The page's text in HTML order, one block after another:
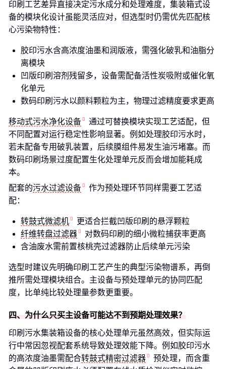
印刷工艺差异直接决定污水成分和处理难度，集装箱式设
备的模块化设计虽能灵活应对，但选型时仍需优先匹配核
心污染物特性：
胶印污水含高浓度油墨和润版液，需强化破乳和油脂分
离模块
凹版印刷溶剂残留多，设备需配备活性炭吸附或催化氧
化单元
数码印刷污水以颜料颗粒为主，物理过滤精度要求更高
移动式污水净化设备
通过可替换模块实现工艺适配，但
不同配置对运行稳定性影响显著。例如处理胶印污水时，
若未配备专用破乳装置，后续膜组件易发生油污堵塞。而
数码印刷场景过度配置生化处理单元反而会增加能耗成
本。
配套的污水过滤设备
作为预处理环节同样需要工艺适
配：
转鼓式微滤机
更适合拦截凹版印刷的悬浮颗粒
纤维转盘过滤器
对数码印刷的细小微粒捕获率更高
含油废水需前置核桃壳过滤器防止后续单元污染
选型时建议先明确印刷工艺产生的典型污染物谱系，再倒
推所需处理模块组合。主设备与预处理单元的协同匹配
度，比单纯比较处理量参数更重要。
四、为什么只买主设备可能达不到预期处理效果？
印刷污水集装箱设备的核心处理单元虽然高效，但实际运
行中常因忽视配套系统导致处理效能下降。例如胶印污水
的高浓度油墨需配合转鼓式精密过滤器
预处理，而含重